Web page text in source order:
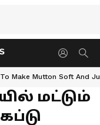
Make Mutton Soft And
மட்டும்